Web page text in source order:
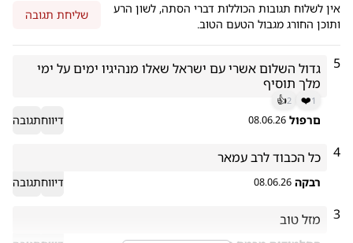
אין לשלוח תגובות הכוללות דברי הסתה, לשון הרע
ותוכן החורג מגבול הטעם הטוב.
שליחת תגובה
5
מלך תוסיף
👍2 ❤️1
םרפול 08.06.26 דיווחתגובה
4 כל הכבוד לרב עמאר
רבקה 08.06.26 דיווחתגובה
3 מזל טוב